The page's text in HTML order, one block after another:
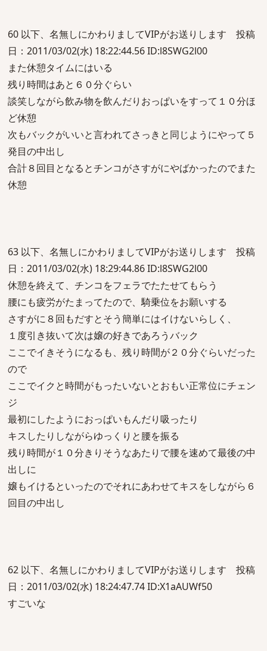
60 以下、名無しにかわりましてVIPがお送りします 投稿
日：2011/03/02(水) 18:22:44.56 ID:l8SWG2l00
また休憩タイムにはいる
残り時間はあと６０分ぐらい
談笑しながら飲み物を飲んだりおっぱいをすって１０分ほ
ど休憩
次もバックがいいと言われてさっきと同じようにやって５
発目の中出し
合計８回目となるとチンコがさすがにやばかったのでまた
休憩
63 以下、名無しにかわりましてVIPがお送りします 投稿
日：2011/03/02(水) 18:29:44.86 ID:l8SWG2l00
休憩を終えて、チンコをフェラでたたせてもらう
腰にも疲労がたまってたので、騎乗位をお願いする
さすがに８回もだすとそう簡単にはイけないらしく、
１度引き抜いて次は嬢の好きであろうバック
ここでイきそうになるも、残り時間が２０分ぐらいだった
ので
ここでイクと時間がもったいないとおもい正常位にチェン
ジ
最初にしたようにおっぱいもんだり吸ったり
キスしたりしながらゆっくりと腰を振る
残り時間が１０分きりそうなあたりで腰を速めて最後の中
出しに
嬢もイけるといったのでそれにあわせてキスをしながら６
回目の中出し
62 以下、名無しにかわりましてVIPがお送りします 投稿
日：2011/03/02(水) 18:24:47.74 ID:X1aAUWf50
すごいな